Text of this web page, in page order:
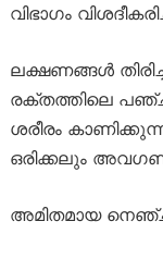
വിഭാഗം
ലക്ഷണങ്ങൾ
രക്തത്തിലെ
ശരീരം
ഒരിക്കലും
അമിതമായ